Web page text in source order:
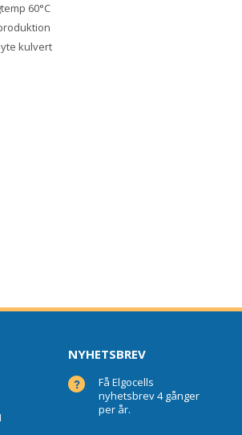
60°C
kulvert
NYHETSBREV
Få Elgocells
nyhetsbrev 4 gånger
per år.